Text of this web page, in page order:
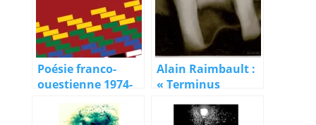
Poésie franco-
ouestienne 1974-
Saskatchewan
Alain Raimbault :
« Terminus